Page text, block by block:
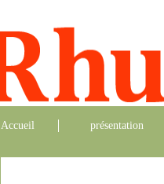
Accueil présentation